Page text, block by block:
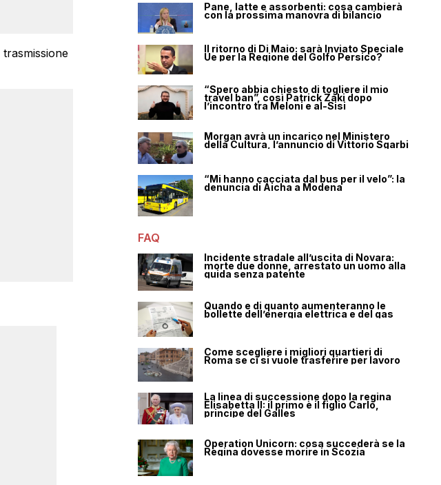
Pane, latte e assorbenti: cosa cambierà
con la prossima manovra di bilancio
Il ritorno di Di Maio: sarà Inviato Speciale
Ue per la Regione del Golfo Persico?
“Spero abbia chiesto di togliere il mio
travel ban”, così Patrick Zaki dopo
l’incontro tra Meloni e al-Sisi
Morgan avrà un incarico nel Ministero
della Cultura, l’annuncio di Vittorio Sgarbi
“Mi hanno cacciata dal bus per il velo”: la
denuncia di Aicha a Modena
FAQ
Incidente stradale all’uscita di Novara:
morte due donne, arrestato un uomo alla
guida senza patente
Quando e di quanto aumenteranno le
bollette dell’energia elettrica e del gas
Come scegliere i migliori quartieri di
Roma se ci si vuole trasferire per lavoro
La linea di successione dopo la regina
Elisabetta II: il primo è il figlio Carlo,
principe del Galles
Operation Unicorn: cosa succederà se la
Regina dovesse morire in Scozia